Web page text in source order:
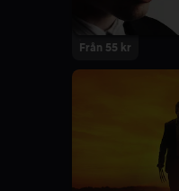
Från 55 kr